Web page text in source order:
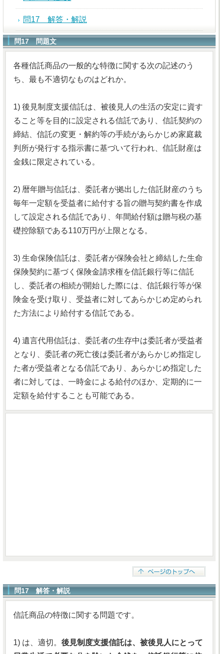
問17 解答・解説
問17 問題文
各種信託商品の一般的な特徴に関する次の記述のう
ち、最も不適切なものはどれか。
1) 後見制度支援信託は、被後見人の生活の安定に資す
ること等を目的に設定される信託であり、信託契約の
締結、信託の変更・解約等の手続があらかじめ家庭裁
判所が発行する指示書に基づいて行われ、信託財産は
金銭に限定されている。
2) 暦年贈与信託は、委託者が拠出した信託財産のうち
毎年一定額を受益者に給付する旨の贈与契約書を作成
して設定される信託であり、年間給付額は贈与税の基
礎控除額である110万円が上限となる。
3) 生命保険信託は、委託者が保険会社と締結した生命
保険契約に基づく保険金請求権を信託銀行等に信託
し、委託者の相続が開始した際には、信託銀行等が保
険金を受け取り、受益者に対してあらかじめ定められ
た方法により給付する信託である。
4) 遺言代用信託は、委託者の生存中は委託者が受益者
となり、委託者の死亡後は委託者があらかじめ指定し
た者が受益者となる信託であり、あらかじめ指定した
者に対しては、一時金による給付のほか、定期的に一
定額を給付することも可能である。
問17 解答・解説
信託商品の特徴に関する問題です。
1) は、適切。 後見制度支援信託は、被後見人にとって